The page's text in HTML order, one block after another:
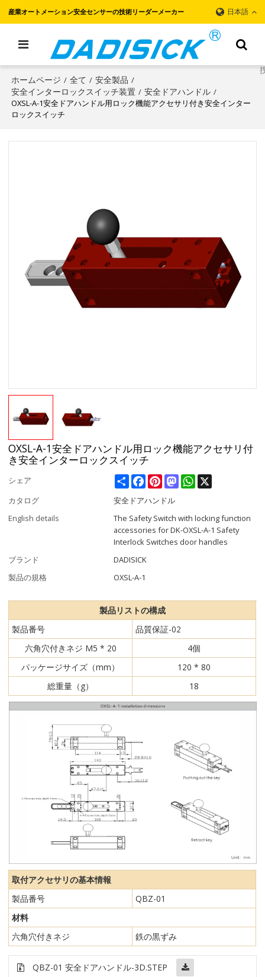
産業オートメーション安全センサーの技術リーダーメーカー 日本語
ホームページ / 全て / 安全製品 /
安全インターロックスイッチ装置 / 安全ドアハンドル /
OXSL-A-1安全ドアハンドル用ロック機能アクセサリ付き安全インター
ロックスイッチ
OXSL-A-1安全ドアハンドル用ロック機能アクセサリ付
き安全インターロックスイッチ
シェア ShareFacebookPinterestMastodonWhatsApp
カタログ
安全ドアハンドル
English details
The Safety Switch with locking function
accessories for DK-OXSL-A-1 Safety
Interlock Switches door handles
ブランド
DADISICK
製品の規格
OXSL-A-1
製品リストの構成
製品番号
品質保証-02
六角穴付きネジ M5 * 20
4個
パッケージサイズ（mm）
120 * 80
総重量（g）
18
取付アクセサリの基本情報
製品番号
QBZ-01
材料
六角穴付きネジ
鉄の黒ずみ
QBZ-01 安全ドアハンドル-3D.STEP